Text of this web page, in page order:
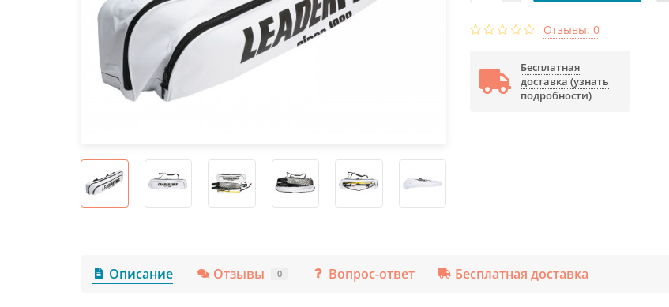
Отзывы: 0
Бесплатная
доставка (узнать
подробности)
Описание Отзывы 0 Вопрос-ответ Бесплатная доставка